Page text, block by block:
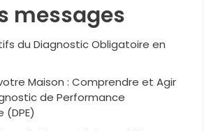
messages
du Diagnostic Obligatoire en
Maison : Comprendre et Agir
de Performance
(DPE)